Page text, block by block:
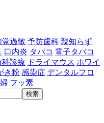
覚過敏 予防歯科 親知らず
口内炎 タバコ 電子タバコ
診療 ドライマウス ホワイ
き粉 感染症 デンタルフロ
フッ素